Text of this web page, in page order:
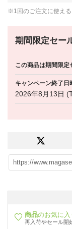
※1回のご注文に使える
期間限定セー
この商品は期間限定
キャンペーン終了日
2026年8月13日
商品のお気に入
再入荷やセール開